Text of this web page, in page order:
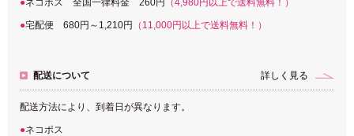
宅配便 680円～1,210円 （11,000円以上で送料無料！）
配送について 詳しく見る
配送方法により、到着日が異なります。
ネコポス